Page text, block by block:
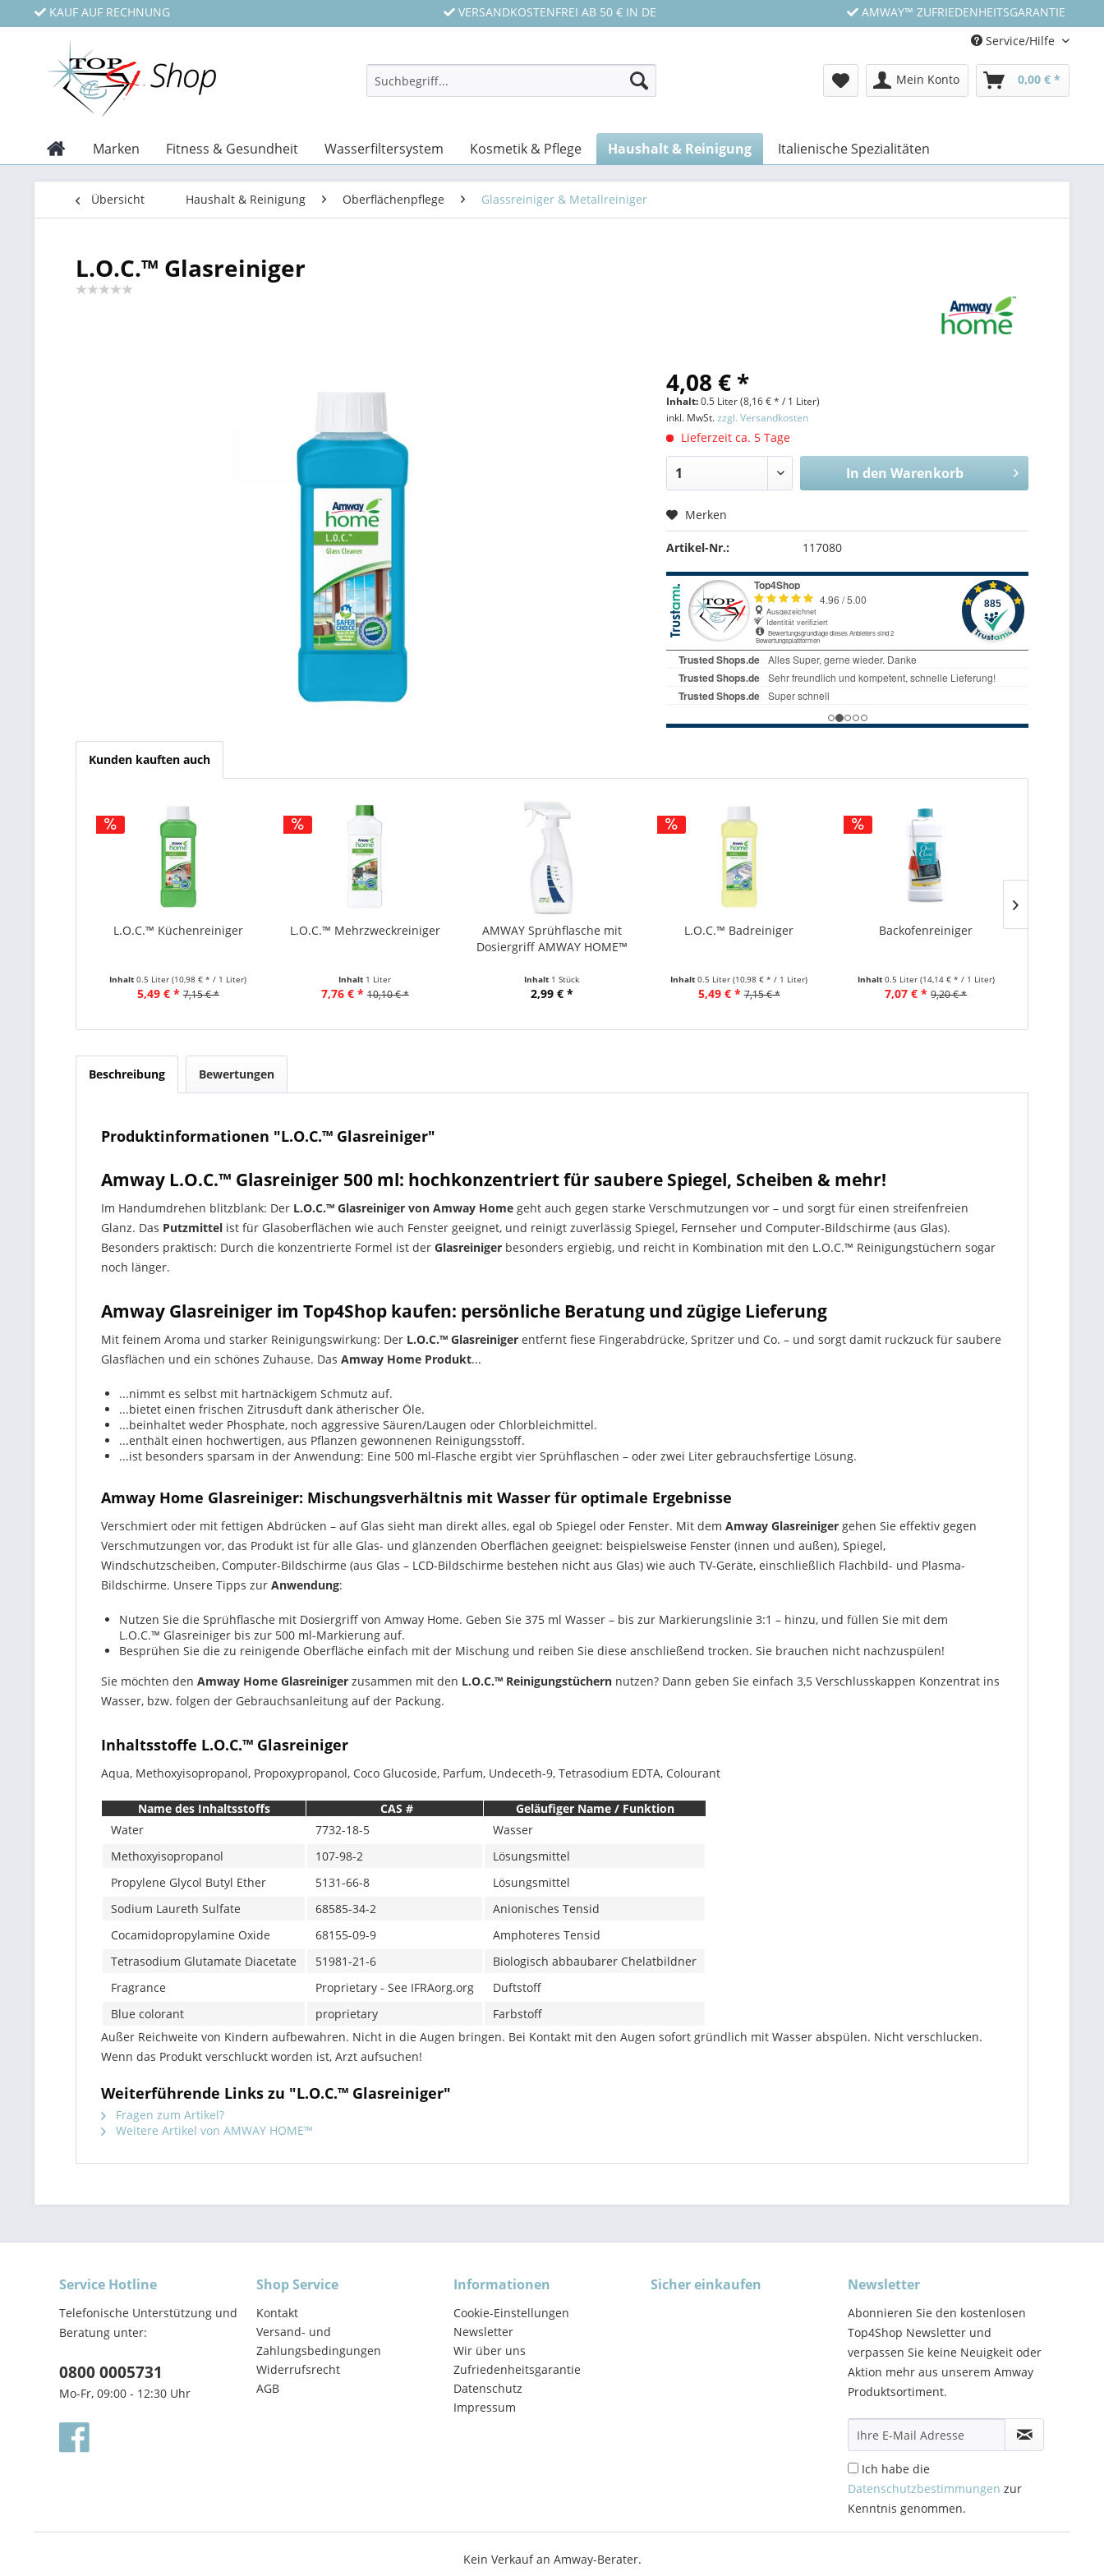
KAUF AUF RECHNUNG VERSANDKOSTENFREI AB 50 € IN DE
AMWAY™ ZUFRIEDENHEITSGARANTIE
Service/Hilfe
Mein Konto 0,00 € *
Marken Fitness & Gesundheit Wasserfiltersystem Kosmetik & Pflege Haushalt & Reinigung Italienische Spezialitäten
Übersicht Haushalt & Reinigung Oberflächenpflege Glassreiniger & Metallreiniger
L.O.C.™ Glasreiniger
4,08 € *
Inhalt:0.5 Liter (8,16 €* / 1 Liter)
inkl. MwSt.zzgl. Versandkosten
Lieferzeit ca. 5 Tage
In den Warenkorb
Merken
Artikel-Nr.: 117080
Kunden kauften auch
L.O.C.™ Küchenreiniger
Inhalt0.5 Liter(10,98 € * / 1 Liter)
5,49 € * 7,15 € *
L.O.C.™ Mehrzweckreiniger
Inhalt 1 Liter
7,76 € * 10,10 € *
AMWAY Sprühflasche mit
Dosiergriff AMWAY HOME™
Inhalt 1 Stück
2,99 € *
L.O.C.™ Badreiniger
Inhalt0.5 Liter(10,98 € * / 1 Liter)
5,49 € * 7,15 € *
Backofenreiniger
Inhalt 0.5 Liter (14,14 € * / 1 Liter)
7,07 € * 9,20 € *
Beschreibung Bewertungen
Produktinformationen "L.O.C.™ Glasreiniger"
Amway L.O.C.™ Glasreiniger 500 ml: hochkonzentriert für saubere Spiegel, Scheiben & mehr!
Im Handumdrehen blitzblank: Der L.O.C.™ Glasreiniger von Amway Home geht auch gegen starke Verschmutzungen vor – und sorgt für einen streifenfreien
Glanz. Das Putzmittel ist für Glasoberflächen wie auch Fenster geeignet, und reinigt zuverlässig Spiegel, Fernseher und Computer-Bildschirme (aus Glas).
Besonders praktisch: Durch die konzentrierte Formel ist der Glasreiniger besonders ergiebig, und reicht in Kombination mit den L.O.C.™ Reinigungstüchern sogar
noch länger.
Amway Glasreiniger im Top4Shop kaufen: persönliche Beratung und zügige Lieferung
Mit feinem Aroma und starker Reinigungswirkung: Der L.O.C.™ Glasreiniger entfernt fiese Fingerabdrücke, Spritzer und Co. – und sorgt damit ruckzuck für saubere
Glasflächen und ein schönes Zuhause. Das Amway Home Produkt...
...nimmt es selbst mit hartnäckigem Schmutz auf.
...bietet einen frischen Zitrusduft dank ätherischer Öle.
...beinhaltet weder Phosphate, noch aggressive Säuren/Laugen oder Chlorbleichmittel.
...enthält einen hochwertigen, aus Pflanzen gewonnenen Reinigungsstoff.
...ist besonders sparsam in der Anwendung: Eine 500 ml-Flasche ergibt vier Sprühflaschen – oder zwei Liter gebrauchsfertige Lösung.
Amway Home Glasreiniger: Mischungsverhältnis mit Wasser für optimale Ergebnisse
Verschmiert oder mit fettigen Abdrücken – auf Glas sieht man direkt alles, egal ob Spiegel oder Fenster. Mit dem Amway Glasreiniger gehen Sie effektiv gegen
Verschmutzungen vor, das Produkt ist für alle Glas- und glänzenden Oberflächen geeignet: beispielsweise Fenster (innen und außen), Spiegel,
Windschutzscheiben, Computer-Bildschirme (aus Glas – LCD-Bildschirme bestehen nicht aus Glas) wie auch TV-Geräte, einschließlich Flachbild- und Plasma-
Bildschirme. Unsere Tipps zur Anwendung:
Nutzen Sie die Sprühflasche mit Dosiergriff von Amway Home. Geben Sie 375 ml Wasser – bis zur Markierungslinie 3:1 – hinzu, und füllen Sie mit dem
L.O.C.™ Glasreiniger bis zur 500 ml-Markierung auf.
Besprühen Sie die zu reinigende Oberfläche einfach mit der Mischung und reiben Sie diese anschließend trocken. Sie brauchen nicht nachzuspülen!
Sie möchten den Amway Home Glasreiniger zusammen mit den L.O.C.™ Reinigungstüchern nutzen? Dann geben Sie einfach 3,5 Verschlusskappen Konzentrat ins
Wasser, bzw. folgen der Gebrauchsanleitung auf der Packung.
Inhaltsstoffe L.O.C.™ Glasreiniger
Aqua, Methoxyisopropanol, Propoxypropanol, Coco Glucoside, Parfum, Undeceth-9, Tetrasodium EDTA, Colourant
Name des Inhaltsstoffs CAS #
Geläufiger Name / Funktion
Water
7732-18-5
Wasser
Methoxyisopropanol
107-98-2
Lösungsmittel
Propylene Glycol Butyl Ether
5131-66-8
Lösungsmittel
Sodium Laureth Sulfate
68585-34-2
Anionisches Tensid
Cocamidopropylamine Oxide
68155-09-9
Amphoteres Tensid
Tetrasodium Glutamate Diacetate
51981-21-6
Biologisch abbaubarer Chelatbildner
Fragrance
Proprietary - See IFRAorg.org
Duftstoff
Blue colorant
proprietary
Farbstoff
Außer Reichweite von Kindern aufbewahren. Nicht in die Augen bringen. Bei Kontakt mit den Augen sofort gründlich mit Wasser abspülen. Nicht verschlucken.
Wenn das Produkt verschluckt worden ist, Arzt aufsuchen!
Weiterführende Links zu "L.O.C.™ Glasreiniger"
Fragen zum Artikel?
Weitere Artikel von AMWAY HOME™
Service Hotline
Telefonische Unterstützung und
Beratung unter:
0800 0005731
Mo-Fr, 09:00 - 12:30 Uhr
Shop Service
Kontakt
Versand- und
Zahlungsbedingungen
Widerrufsrecht
AGB
Informationen
Cookie-Einstellungen
Newsletter
Wir über uns
Zufriedenheitsgarantie
Datenschutz
Impressum
Sicher einkaufen Newsletter
Abonnieren Sie den kostenlosen
Top4Shop Newsletter und
verpassen Sie keine Neuigkeit oder
Aktion mehr aus unserem Amway
Produktsortiment.
Ich habe die
Datenschutzbestimmungen zur
Kenntnis genommen.
Kein Verkauf an Amway-Berater.